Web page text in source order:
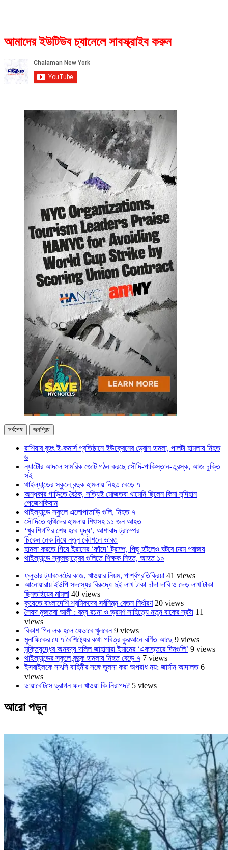
আমাদের ইউটিউব চ্যানেলে সাবস্ক্রাইব করুন
সর্বশেষ জনপ্রিয়
রাশিয়ার বৃহৎ ই-কমার্স প্রতিষ্ঠানে ইউক্রেনের ড্রোন হামলা, পালটা হামলায় নিহত
৬
ন্যাটোর আদলে সামরিক জোট গঠন করছে সৌদি-পাকিস্তান-তুরস্ক, আজ চুক্তি
সই
থাইল্যান্ডের স্কুলে বন্দুক হামলায় নিহত বেড়ে ৭
অন্ধকার গাড়িতে বৈঠক, সত্যিই মোজতবা খামেনি ছিলেন কিনা সন্দিহান
পেজেশকিয়ান
থাইল্যান্ডে স্কুলে এলোপাতাড়ি গুলি, নিহত ৭
সৌদিতে হুথিদের হামলায় শিশুসহ ১১ জন আহত
‘খুব শিগগির শেষ হবে যুদ্ধ’, আশাবাদ ট্রাম্পের
চিকেন নেক নিয়ে নতুন কৌশলে ভারত
হামলা করতে গিয়ে ইরানের ‘ফাঁদে’ ট্রাম্প, পিছু হটলেও ঘটবে চরম পরাজয়
থাইল্যান্ডে স্কুলছাত্রের গুলিতে শিক্ষক নিহত, আহত ১০
ফ্লুভার ট্যাবলেটের কাজ, খাওয়ার নিয়ম, পার্শ্বপ্রতিক্রিয়া 41 views
আনোয়ারায় ইউপি সদস্যের বিরুদ্ধে দুই লাখ টাকা চাঁদা দাবি ও দেড় লাখ টাকা
ছিনতাইয়ের মামলা 40 views
কুয়েতে বাংলাদেশি শ্রমিকদের সর্বনিম্ন বেতন নির্ধারণ 20 views
সৈয়দ মুজতবা আলী : রম্য রচনা ও ভ্রমণ সাহিত্যে নতুন বাকের স্রষ্টা 11
views
বিকাশ পিন লক হলে যেভাবে খুলবেন 9 views
মুনাফিকের যে ৭ বৈশিষ্ট্যের কথা পবিত্র কুরআনে বর্ণিত আছে 9 views
মুক্তিযুদ্ধের অনবদ্য দলিল জাহানারা ইমামের ‘একাত্তরে দিনগুলি’ 9 views
থাইল্যান্ডের স্কুলে বন্দুক হামলায় নিহত বেড়ে ৭ 7 views
ইসরাইলকে নাৎসি বাহিনীর সঙ্গে তুলনা করা অপরাধ নয়: জার্মান আদালত 6
views
ডায়াবেটিসে ড্রাগন ফল খাওয়া কি নিরাপদ? 5 views
আরো পড়ুন